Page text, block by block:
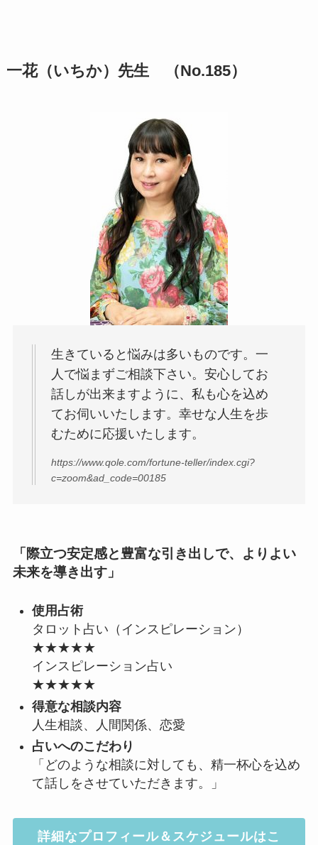
一花（いちか）先生 （No.185）
生きていると悩みは多いものです。一
人で悩まずご相談下さい。安心してお
話しが出来ますように、私も心を込め
てお伺いいたします。幸せな人生を歩
むために応援いたします。
https://www.qole.com/fortune-teller/index.cgi?
c=zoom&ad_code=00185
「際立つ安定感と豊富な引き出しで、よりよい
未来を導き出す」
使用占術
タロット占い（インスピレーション）
★★★★★
インスピレーション占い
★★★★★
得意な相談内容
人生相談、人間関係、恋愛
占いへのこだわり
「どのような相談に対しても、精一杯心を込め
て話しをさせていただきます。」
詳細なプロフィール＆スケジュールはこ